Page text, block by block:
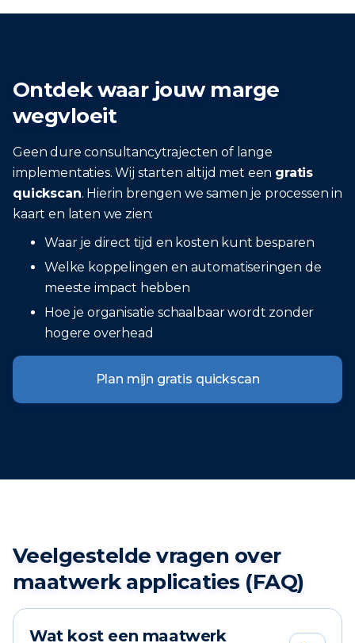
Ontdek waar jouw marge
wegvloeit
Geen dure consultancytrajecten of lange
implementaties. Wij starten altijd met een gratis
quickscan. Hierin brengen we samen je processen in
kaart en laten we zien:
Waar je direct tijd en kosten kunt besparen
Welke koppelingen en automatiseringen de
meeste impact hebben
Hoe je organisatie schaalbaar wordt zonder
hogere overhead
Plan mijn gratis quickscan
Veelgestelde vragen over
maatwerk applicaties (FAQ)
Wat kost een maatwerk